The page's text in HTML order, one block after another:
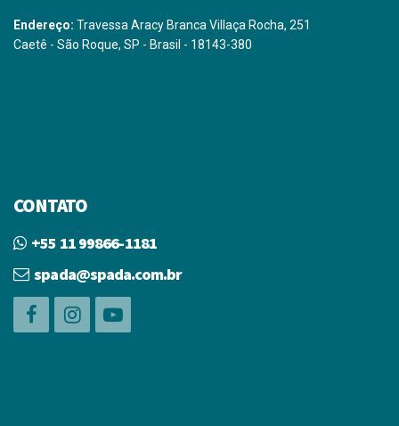
Endereço: Travessa Aracy Branca Villaça Rocha, 251
Caetê - São Roque, SP - Brasil - 18143-380
CONTATO
+55 11 99866-1181
spada@spada.com.br